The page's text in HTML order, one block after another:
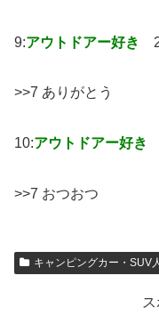
9:アウトドアー好き
>>7 ありがとう
10:アウトドアー好き
>>7 おつおつ
キャンピングカー・SUV